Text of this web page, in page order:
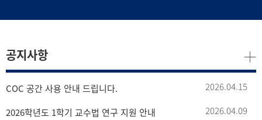
공지사항
COC 공간 사용 안내 드립니다. 2026.04.15
2026학년도 1학기 교수법 연구 지원 안내 2026.04.09